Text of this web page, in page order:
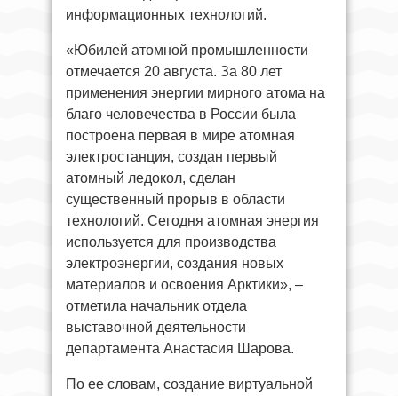
информационных технологий.
«Юбилей атомной промышленности
отмечается 20 августа. За 80 лет
применения энергии мирного атома на
благо человечества в России была
построена первая в мире атомная
электростанция, создан первый
атомный ледокол, сделан
существенный прорыв в области
технологий. Сегодня атомная энергия
используется для производства
электроэнергии, создания новых
материалов и освоения Арктики», –
отметила начальник отдела
выставочной деятельности
департамента Анастасия Шарова.
По ее словам, создание виртуальной